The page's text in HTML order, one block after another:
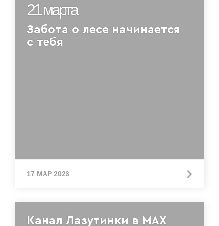
21 марта
Забота о лесе начинается
с тебя
17 МАР 2026
Канал Лазутинки в MAX